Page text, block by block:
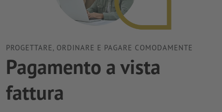
PROGETTARE, ORDINARE E PAGARE COMODAMENTE
Pagamento a vista
fattura